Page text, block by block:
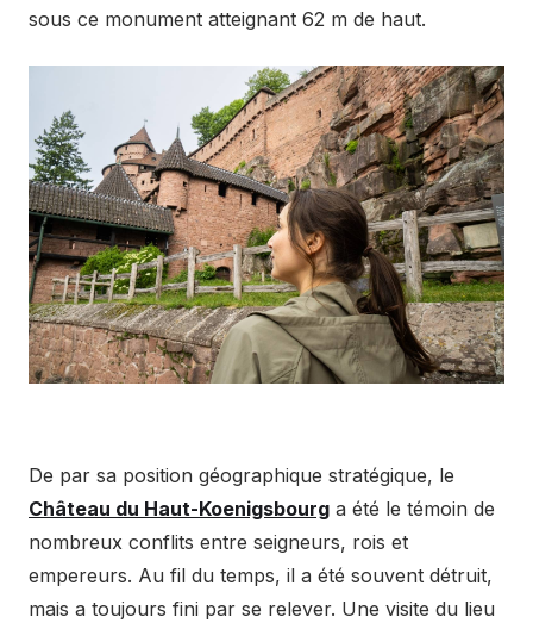
sous ce monument atteignant 62 m de haut.
De par sa position géographique stratégique, le
Château du Haut-Koenigsbourg a été le témoin de
nombreux conflits entre seigneurs, rois et
empereurs. Au fil du temps, il a été souvent détruit,
mais a toujours fini par se relever. Une visite du lieu